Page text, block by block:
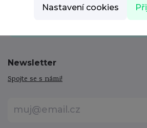
Newsletter
Spojte se s námi!
Nastavení cookies